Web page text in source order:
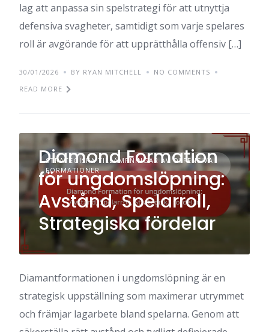
lag att anpassa sin spelstrategi för att utnyttja
defensiva svagheter, samtidigt som varje spelares
roll är avgörande för att upprätthålla offensiv […]
30/01/2026 BY RYAN MITCHELL
NO COMMENTS
READ MORE
STRATEGISKA TILLÄMPNINGAR AV OFFENSIVA
FORMATIONER
Diamond Formation
för ungdomslöpning:
Avstånd, Spelarroll,
Strategiska fördelar
Diamantformationen i ungdomslöpning är en
strategisk uppställning som maximerar utrymmet
och främjar lagarbete bland spelarna. Genom att